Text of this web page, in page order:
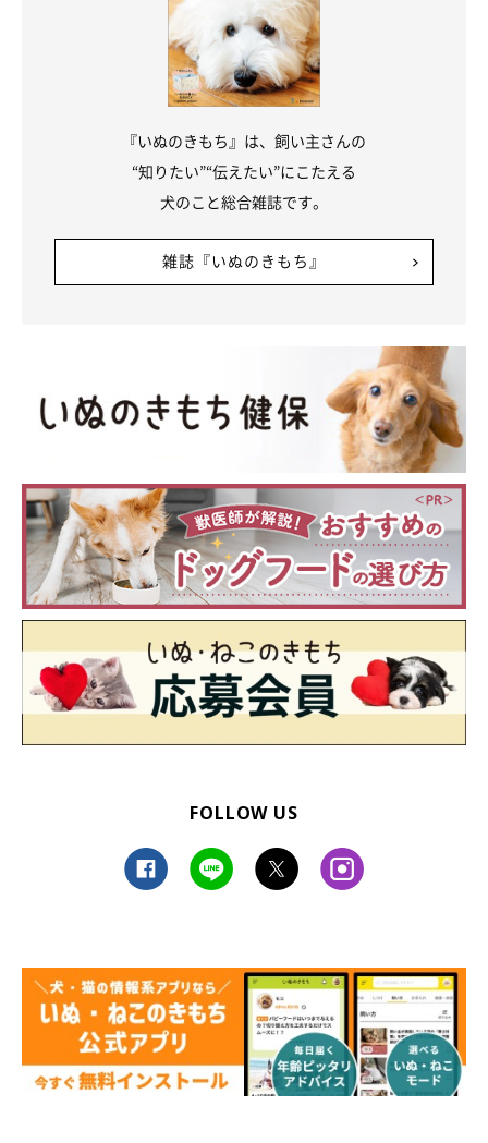
『いぬのきもち』は、飼い主さんの
“知りたい”“伝えたい”にこたえる
犬のこと総合雑誌です。
雑誌『いぬのきもち』
FOLLOW US